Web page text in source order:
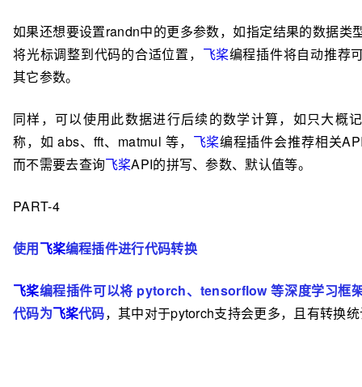
如果还想要设置randn中的更多参数，如指定结果的数据类
将光标调整到代码的合适位置， 飞桨编程插件将自动推荐
其它参数。
同样，可以使用此数据进行后续的数学计算，如只大概
称，如 abs、fft、matmul 等， 飞桨编程插件会推荐相关
而不需要去查询飞桨API的拼写、参数、默认值等。
PART-4
使用飞桨编程插件进行代码转换
飞桨编程插件可以将 pytorch、tensorflow 等深度学习框
代码为飞桨代码，其中对于pytorch支持会更多，且有转换